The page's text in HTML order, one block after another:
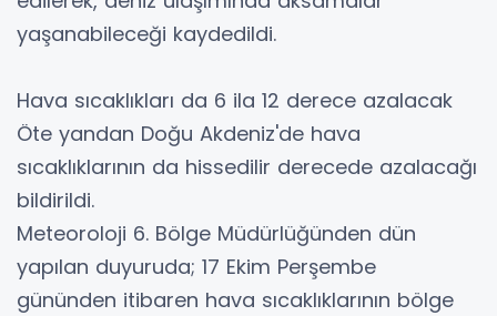
yaşanabileceği kaydedildi.
Hava sıcaklıkları da 6 ila 12 derece azalacak
Öte yandan Doğu Akdeniz'de hava
sıcaklıklarının da hissedilir derecede azalacağı
bildirildi.
Meteoroloji 6. Bölge Müdürlüğünden dün
yapılan duyuruda; 17 Ekim Perşembe
gününden itibaren hava sıcaklıklarının bölge